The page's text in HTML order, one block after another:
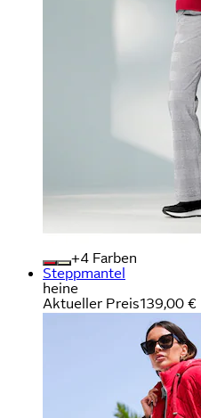
+
Farben
Steppmantel
heine
Aktueller Preis139,00 €